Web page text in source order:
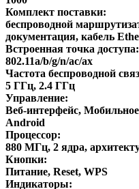
Комплект поставки:
беспроводной
документация, кабель
Встроенная точка доступа:
802.11a/b/g/n/ac/ax
Частота беспроводной
5 ГГц, 2.4 ГГц
Управление:
Веб-интерфейс,
Android
Процессор:
880 МГц, 2 ядра,
Кнопки:
Питание, Reset, WPS
Индикаторы: